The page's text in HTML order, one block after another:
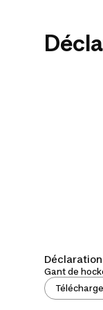
Gant de